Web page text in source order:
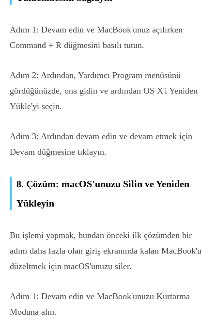
Adım 1: Devam edin ve MacBook'unuz açılırken
Command + R düğmesini basılı tutun.
Adım 2: Ardından, Yardımcı Program menüsünü
gördüğünüzde, ona gidin ve ardından OS X'i Yeniden
Yükle'yi seçin.
Adım 3: Ardından devam edin ve devam etmek için
Devam düğmesine tıklayın.
8. Çözüm: macOS'unuzu Silin ve Yeniden
Yükleyin
Bu işlemi yapmak, bundan önceki ilk çözümden bir
adım daha fazla olan giriş ekranında kalan MacBook'u
düzeltmek için macOS'unuzu siler.
Adım 1: Devam edin ve MacBook'unuzu Kurtarma
Moduna alın.